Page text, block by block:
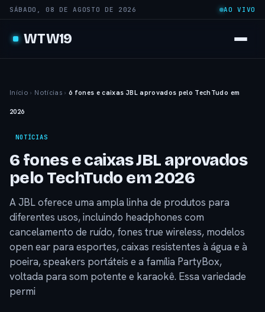
SÁBADO, 08 DE AGOSTO DE 2026 AO VIVO
WTW19
Início › Notícias › 6 fones e caixas JBL aprovados pelo TechTudo em
2026
NOTÍCIAS
6 fones e caixas JBL aprovados
pelo TechTudo em 2026
A JBL oferece uma ampla linha de produtos para
diferentes usos, incluindo headphones com
cancelamento de ruído, fones true wireless, modelos
open ear para esportes, caixas resistentes à água e à
poeira, speakers portáteis e a família PartyBox,
voltada para som potente e karaokê. Essa variedade
permi